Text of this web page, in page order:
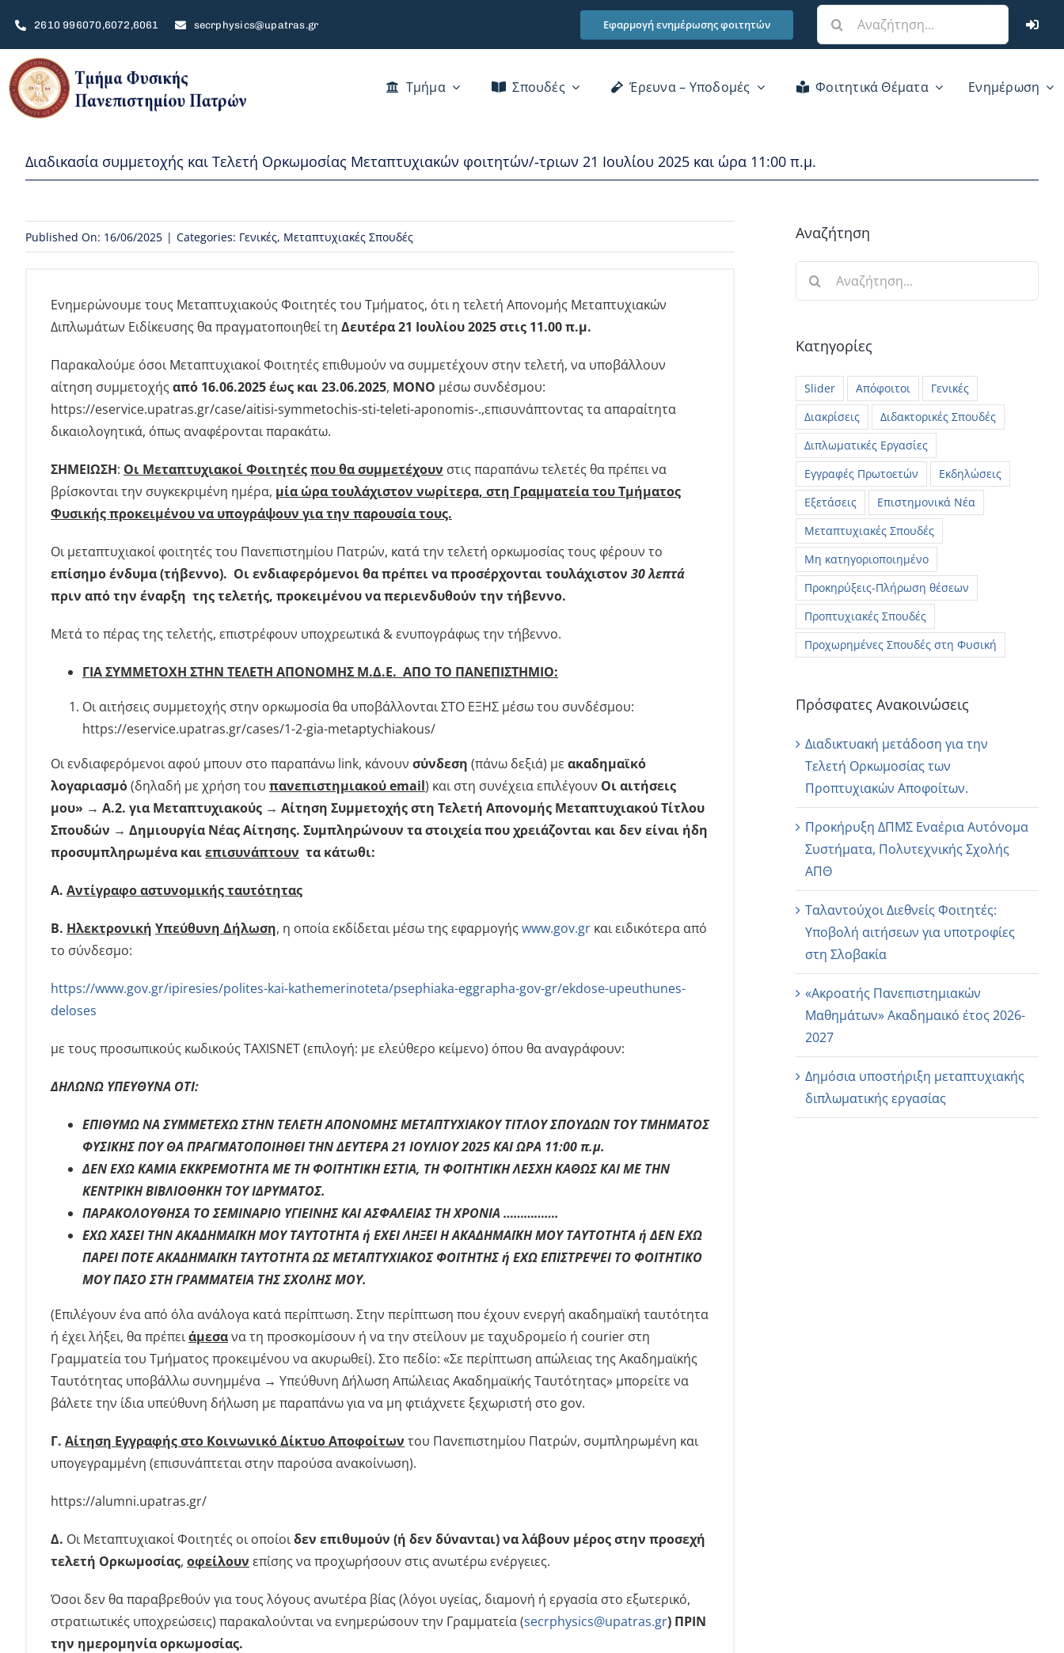
στο
περιεχόμενο
2610 996070,6072,6061 secrphysics@upatras.gr Εφαρμογή ενημέρωσης φοιτητών
Αναζήτηση
για:
Τμήμα
Περιγραφή
Διοίκηση – Τομείς – Επιτροπές
Πολιτική Ποιότητας ΠΠΣ
Διατελέσαντα μέλη του Τμήματος
Σπουδές Έρευνα – Υποδομές Φοιτητικά Θέματα Ενημέρωση
Διαδικασία συμμετοχής και Τελετή Ορκωμοσίας Μεταπτυχιακών φοιτητών/-τριων 21 Ιουλίου 2025 και ώρα 11:00 π.μ.
Published On: 16/06/2025 | Categories: Γενικές, Μεταπτυχιακές Σπουδές
Ενημερώνουμε τους Μεταπτυχιακούς Φοιτητές του Τμήματος, ότι η τελετή Απονομής Μεταπτυχιακών
Διπλωμάτων Ειδίκευσης θα πραγματοποιηθεί τη Δευτέρα 21 Ιουλίου 2025 στις 11.00 π.μ.
Παρακαλούμε όσοι Μεταπτυχιακοί Φοιτητές επιθυμούν να συμμετέχουν στην τελετή, να υποβάλλουν
αίτηση συμμετοχής από 16.06.2025 έως και 23.06.2025, ΜΟΝΟ μέσω συνδέσμου:
https://eservice.upatras.gr/case/aitisi-symmetochis-sti-teleti-aponomis-.,επισυνάπτοντας τα απαραίτητα
δικαιολογητικά, όπως αναφέρονται παρακάτω.
ΣΗΜΕΙΩΣΗ: Οι Μεταπτυχιακοί Φοιτητέςπου θα συμμετέχουν στις παραπάνω τελετές θα πρέπει να
βρίσκονται την συγκεκριμένη ημέρα, μία ώρα τουλάχιστον νωρίτερα, στη Γραμματεία του Τμήματος
Φυσικής προκειμένου να υπογρά­ψουν για την παρουσία τους.
Οι μεταπτυχιακοί φοιτητές του Πανεπιστημίου Πατρών, κατά την τελετή ορκωμοσίας τους φέρουν το
επίσημο ένδυμα (τήβεννο). Οι ενδιαφερόμενοι θα πρέπει να προσέρχονται τουλάχιστον 30 λεπτά
πριν από την έναρξη της τελετής, προκειμένου να περιενδυθούν την τήβεννο.
Μετά το πέρας της τελετής, επιστρέφουν υποχρεωτικά & ενυπογράφως την τήβεννο.
ΓΙΑ ΣΥΜΜΕΤΟΧΗ ΣΤΗΝ ΤΕΛΕΤΗ ΑΠΟΝΟΜΗΣ Μ.Δ.Ε. ΑΠΟ ΤΟ ΠΑΝΕΠΙΣΤΗΜΙΟ:
Οι αιτήσεις συμμετοχής στην ορκωμοσία θα υποβάλλονται ΣΤΟ ΕΞΗΣ μέσω του συνδέσμου:
https://eservice.upatras.gr/cases/1-2-gia-metaptychiakous/
Οι ενδιαφερόμενοι αφού μπουν στο παραπάνω link, κάνουν σύνδεση (πάνω δεξιά) με ακαδημαϊκό
λογαριασμό(δηλαδή με χρήση του πανεπιστημιακού email) και στη συνέχεια επιλέγουν Οι αιτήσεις
μου» → Α.2. για Μεταπτυχιακούς → Αίτηση Συμμετοχής στη Τελετή Απονομής Μεταπτυχιακού Τίτλου
Σπουδών → Δημιουργία Νέας Αίτησης. Συμπληρώνουν τα στοιχεία που χρειάζονται και δεν είναι ήδη
προσυμπληρωμένα καιεπισυνάπτουν τα κάτωθι:
Α. Αντίγραφο αστυνομικής ταυτότητας
Β. Ηλεκτρονική Υπεύθυνη Δήλωση, η οποία εκδίδεται μέσω της εφαρμογής www.gov.grκαι ειδικότερα από
το σύνδεσμο:
https://www.gov.gr/ipiresies/polites-kai-kathemerinoteta/psephiaka-eggrapha-gov-gr/ekdose-upeuthunes-
deloses
με τους προσωπικούς κωδικούς TAXISNET (επιλογή: με ελεύθερο κείμενο) όπου θα αναγράφουν:
ΔΗΛΩΝΩ ΥΠΕΥΘΥΝΑ ΟΤΙ:
ΕΠΙΘΥΜΩ ΝΑ ΣΥΜΜΕΤΕΧΩ ΣΤΗΝ ΤΕΛΕΤΗ ΑΠΟΝΟΜΗΣ ΜΕΤΑΠΤΥΧΙΑΚΟΥ ΤΙΤΛΟΥ ΣΠΟΥΔΩΝ ΤΟΥ ΤΜΗΜΑΤΟΣ
ΦΥΣΙΚΗΣ ΠΟΥ ΘΑ ΠΡΑΓΜΑΤΟΠΟΙΗΘΕΙ ΤΗΝ ΔΕΥΤΕΡΑ 21 ΙΟΥΛΙΟΥ 2025 ΚΑΙ ΩΡΑ 11:00 π.μ.
ΔΕΝ ΕΧΩ ΚΑΜΙΑ ΕΚΚΡΕΜΟΤΗΤΑ ΜΕ ΤΗ ΦΟΙΤΗΤΙΚΗ ΕΣΤΙΑ, ΤΗ ΦΟΙΤΗΤΙΚΗ ΛΕΣΧΗ ΚΑΘΩΣ ΚΑΙ ΜΕ ΤΗΝ
ΚΕΝΤΡΙΚΗ ΒΙΒΛΙΟΘΗΚΗ ΤΟΥ ΙΔΡΥΜΑΤΟΣ.
ΠΑΡΑΚΟΛΟΥΘΗΣΑ ΤΟ ΣΕΜΙΝΑΡΙΟ ΥΓΙΕΙΝΗΣ ΚΑΙ ΑΣΦΑΛΕΙΑΣ ΤΗ ΧΡΟΝΙΑ …………….
ΕΧΩ ΧΑΣΕΙ ΤΗΝ ΑΚΑΔΗΜΑΪΚΗ ΜΟΥ ΤΑΥΤΟΤΗΤΑ ή ΕΧΕΙ ΛΗΞΕΙ Η ΑΚΑΔΗΜΑΪΚΗ ΜΟΥ ΤΑΥΤΟΤΗΤΑ ή ΔΕΝ ΕΧΩ
ΠΑΡΕΙ ΠΟΤΕ ΑΚΑΔΗΜΑΪΚΗ ΤΑΥΤΟΤΗΤΑ ΩΣ ΜΕΤΑΠΤΥΧΙΑΚΟΣ ΦΟΙΤΗΤΗΣ ή ΕΧΩ ΕΠΙΣΤΡΕΨΕΙ ΤΟ ΦΟΙΤΗΤΙΚΟ
ΜΟΥ ΠΑΣΟ ΣΤΗ ΓΡΑΜΜΑΤΕΙΑ ΤΗΣ ΣΧΟΛΗΣ ΜΟΥ.
(Επιλέγουν ένα από όλα ανάλογα κατά περίπτωση. Στην περίπτωση που έχουν ενεργή ακαδημαϊκή ταυτότητα
ή έχει λήξει, θα πρέπειάμεσανα τη προσκομίσουν ή να την στείλουν με ταχυδρομείο ή courier στη
Γραμματεία του Τμήματος προκειμένου να ακυρωθεί). Στο πεδίο: «Σε περίπτωση απώλειας της Ακαδημαϊκής
Ταυτότητας υποβάλλω συνημμένα → Υπεύθυνη Δήλωση Απώλειας Ακαδημαϊκής Ταυτότητας» μπορείτε να
βάλετε την ίδια υπεύθυνη δήλωση με παραπάνω για να μη φτιάχνετε ξεχωριστή στο gov.
Γ. Αίτηση Εγγραφής στο Κοινωνικό Δίκτυο Αποφοίτων του Πανεπιστημίου Πατρών, συμπληρωμένη και
υπογεγραμμένη (επισυνάπτεται στην παρούσα ανακοίνωση).
https://alumni.upatras.gr/
Δ. Οι Μεταπτυχιακοί Φοιτητές οι οποίοιδεν επιθυμούν (ή δεν δύνανται) να λάβουν μέρος στην προσεχή
τελετή Ορκωμοσίας, οφείλουν επίσης να προχωρήσουν στις ανωτέρω ενέργειες.
Όσοι δεν θα παραβρεθούν για τους λόγους ανωτέρα βίας (λόγοι υγείας, διαμονή ή εργασία στο εξωτερικό,
στρατιωτικές υποχρεώσεις) παρακαλούνται να ενημερώσουν την Γραμματεία (secrphysics@upatras.gr) ΠΡΙΝ
την ημερομηνία ορκωμοσίας.
Αναζήτηση
Αναζήτηση
Κατηγορίες
Slider Απόφοιτοι
Γενικές
Διακρίσεις
Διδακτορικές Σπουδές
Διπλωματικές Εργασίες
Εγγραφές Πρωτοετών
Εκδηλώσεις
Εξετάσεις
Επιστημονικά Νέα
Μεταπτυχιακές Σπουδές
Μη κατηγοριοποιημένο
Προκηρύξεις-Πλήρωση θέσεων
Προπτυχιακές Σπουδές
Προχωρημένες Σπουδές στη Φυσική
Πρόσφατες Ανακοινώσεις
Διαδικτυακή μετάδοση για την
Τελετή Ορκωμοσίας των
Προπτυχιακών Αποφοίτων.
Προκήρυξη ΔΠΜΣ Εναέρια Αυτόνομα
Συστήματα, Πολυτεχνικής Σχολής
ΑΠΘ
Ταλαντούχοι Διεθνείς Φοιτητές:
Υποβολή αιτήσεων για υποτροφίες
στη Σλοβακία
«Ακροατής Πανεπιστημιακών
Μαθημάτων» Ακαδημαικό έτος 2026-
2027
Δημόσια υποστήριξη μεταπτυχιακής
διπλωματικής εργασίας